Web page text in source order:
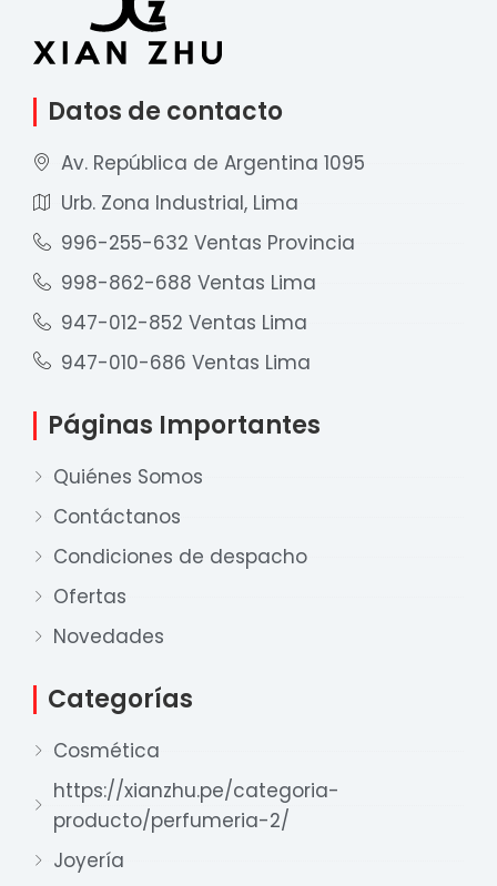
Datos de contacto
Av. República de Argentina 1095
Urb. Zona Industrial, Lima
996-255-632 Ventas Provincia
998-862-688 Ventas Lima
947-012-852 Ventas Lima
947-010-686 Ventas Lima
Páginas Importantes
Quiénes Somos
Contáctanos
Condiciones de despacho
Ofertas
Novedades
Categorías
Cosmética
https://xianzhu.pe/categoria-
producto/perfumeria-2/
Joyería
Nuestro equipo de ventas está aquí
para responder a sus preguntas. ¡Lo
Disponible
Ventas Lima 1